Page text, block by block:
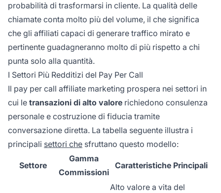
probabilità di trasformarsi in cliente. La qualità delle
chiamate conta molto più del volume, il che significa
che gli affiliati capaci di generare traffico mirato e
pertinente guadagneranno molto di più rispetto a chi
punta solo alla quantità.
I Settori Più Redditizi del Pay Per Call
Il pay per call affiliate marketing prospera nei settori in
cui le transazioni di alto valore richiedono consulenza
personale e costruzione di fiducia tramite
conversazione diretta. La tabella seguente illustra i
principali settori che sfruttano questo modello:
Settore
Gamma
Commissioni
Caratteristiche Principali
Alto valore a vita del